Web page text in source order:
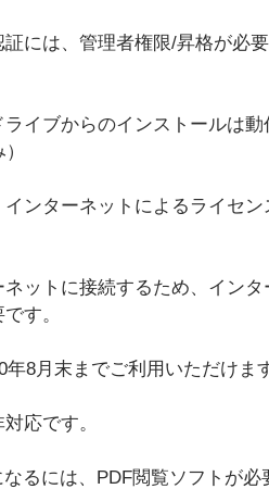
には、管理者権限/昇格が必
イブからのインストールは動
ンターネットによるライセン
ットに接続するため、インタ
す。
8月末までご利用いただけま
応です。
るには、PDF閲覧ソフトが必